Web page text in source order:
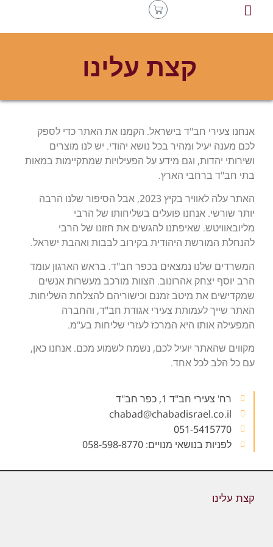
קצת עלינו
אנחנו צעירי חב"ד בישראל. הקמנו את האתר כדי לספק
לכם מענה יעיל ומהיר בכל נושא יהודי. יש לנו מוצרים
ושירותי יהדות, וגם מידע על הפעילויות שמתקיימות במאות
בתי חב"ד ברחבי הארץ.
האתר עלה לאוויר בקיץ 2023, אבל הסיפור שלנו הרבה
יותר שורשי. אנחנו פועלים בשליחותו של הרבי
מליובאוויטש. שאיפתנו להגשים את חזונו של הרבי
להנחלת המורשת היהודית בקירוב לבבות ואהבת ישראל.
המשרדים שלנו נמצאים בכפר חב"ד. בראש הארגון עומד
הרב יוסף יצחק אהרונוב. הצוות מורכב מעשרות אנשים
שמקדישים את מיטב זמנם וכישוריהם להצלחת השליחות.
האתר שייך לעמותת צעירי אגודת חב"ד, והחברה
המפעילה אותו היא המרכז לעזרי שליחות בע"מ.
מקווים שהאתר יועיל לכם, נשמח לשמוע מכם. אנחנו כאן,
עם כל הלב לכל אחד.
רח' צעירי חב"ד 1, כפר חב"ד
chabad@chabadisrael.co.il
051-5415770
לפניות בנושאי מנויים: 058-598-8770⁩
קצת עלינו